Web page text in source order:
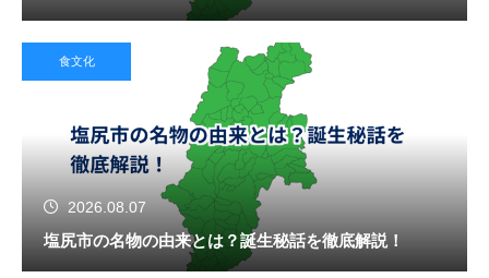
食文化
2026.08.07
塩尻市の名物の由来とは？誕生秘話を徹底解説！